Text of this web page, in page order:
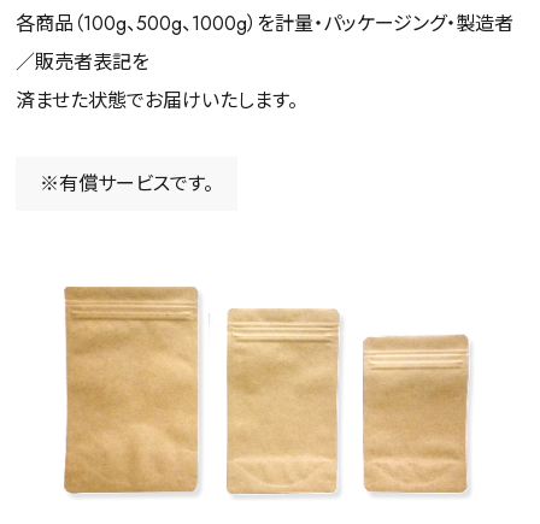
各商品（100g、500g、1000g）を計量・パッケージング・製造者
／販売者表記を
済ませた状態でお届けいたします。
有償サービスです。